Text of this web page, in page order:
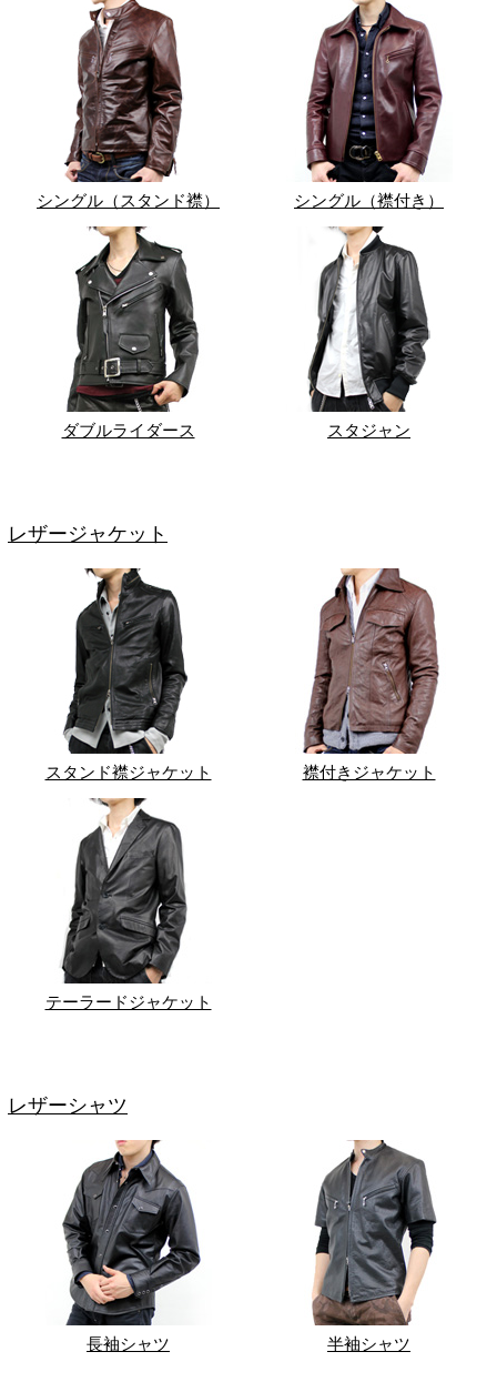
シングル（スタンド襟） シングル（襟付き）
ダブルライダース スタジャン
レザージャケット
スタンド襟ジャケット 襟付きジャケット
テーラードジャケット
レザーシャツ
長袖シャツ 半袖シャツ